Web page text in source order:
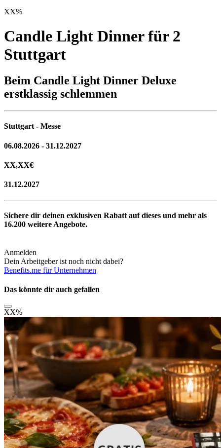
XX%
Candle Light Dinner für 2
Stuttgart
Beim Candle Light Dinner Deluxe
erstklassig schlemmen
Stuttgart - Messe
06.08.2026 - 31.12.2027
XX,XX€
31.12.2027
Sichere dir deinen exklusiven Rabatt auf dieses und mehr als
16.200 weitere Angebote.
Anmelden
Dein Arbeitgeber ist noch nicht dabei?
Benefits.me für Unternehmen
Das könnte dir auch gefallen
XX%